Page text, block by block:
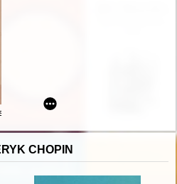
historyków związanych z
CHOPIN